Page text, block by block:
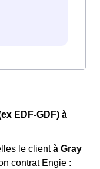
EDF-GDF) à
le clientà Gray
contrat Engie :